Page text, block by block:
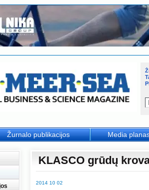
KLASCO grūdų
2014 10 02
Žurnalo publikacijos Media